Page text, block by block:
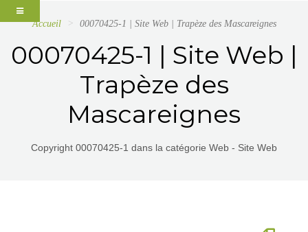
Accueil 00070425-1 | Site Web | Trapèze des Mascareignes
00070425-1 | Site Web |
Trapèze des
Mascareignes
Copyright 00070425-1 dans la catégorie Web - Site Web